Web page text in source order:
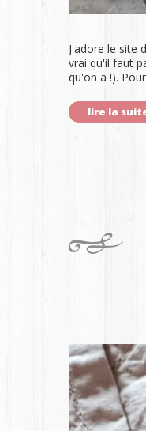
J'adore le site
vrai qu'il faut
qu'on a !).
lire la